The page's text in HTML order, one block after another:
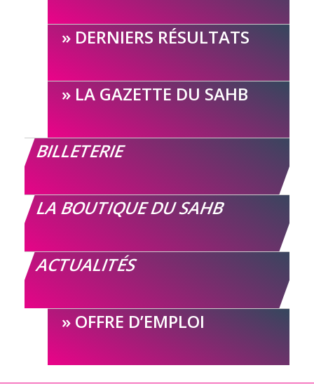
DERNIERS RÉSULTATS
LA GAZETTE DU SAHB
BILLETERIE
LA BOUTIQUE DU SAHB
ACTUALITÉS
OFFRE D’EMPLOI